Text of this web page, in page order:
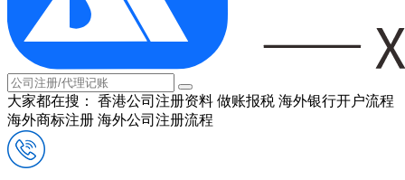
大家都在搜： 香港公司注册资料 做账报税 海外银行开户流程
海外商标注册 海外公司注册流程